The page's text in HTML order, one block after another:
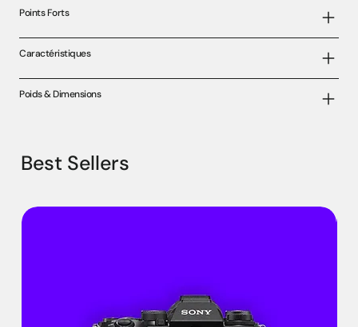
Points Forts
Caractéristiques
Poids & Dimensions
Best Sellers